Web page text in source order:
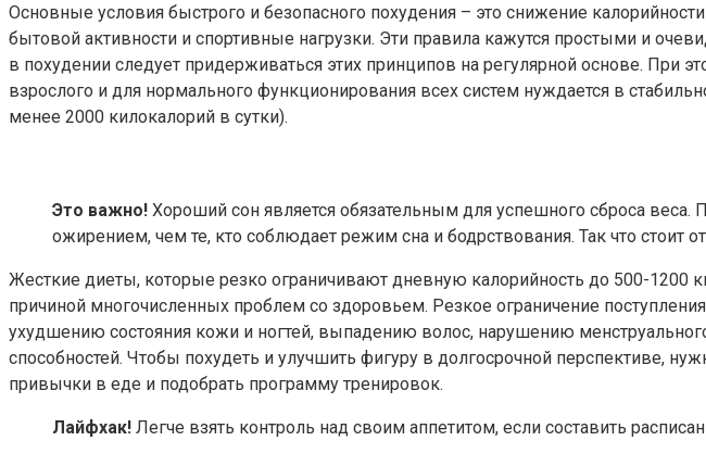
Основные условия быстрого и безопасного похудения – это снижение
бытовой активности и спортивные нагрузки. Эти правила кажутся простыми и
в похудении следует придерживаться этих принципов на регулярной основе. При
взрослого и для нормального функционирования всех систем нуждается в
менее 2000 килокалорий в сутки).
Это важно! Хороший сон является обязательным для успешного сброса веса.
ожирением, чем те, кто соблюдает режим сна и бодрствования. Так что стоит
Жесткие диеты, которые резко ограничивают дневную калорийность до 500-1200
причиной многочисленных проблем со здоровьем. Резкое ограничение
ухудшению состояния кожи и ногтей, выпадению волос, нарушению
способностей. Чтобы похудеть и улучшить фигуру в долгосрочной перспективе,
привычки в еде и подобрать программу тренировок.
Лайфхак! Легче взять контроль над своим аппетитом, если составить